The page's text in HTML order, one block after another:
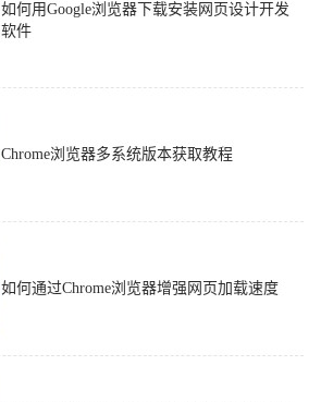
如何用Google浏览器下载安装网页设计开发
软件
Chrome浏览器多系统版本获取教程
如何通过Chrome浏览器增强网页加载速度